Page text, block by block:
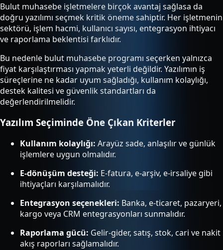
Bulut muhasebe işletmelere birçok avantaj sağlasa da
doğru yazılımı seçmek kritik öneme sahiptir. Her işletmenin
sektörü, işlem hacmi, kullanıcı sayısı, entegrasyon ihtiyacı
ve raporlama beklentisi farklıdır.
Bu nedenle bulut muhasebe programı seçerken yalnızca
fiyat karşılaştırması yapmak yeterli değildir. Yazılımın iş
süreçlerine ne kadar uyum sağladığı, kullanım kolaylığı,
destek kalitesi ve güvenlik standartları da
değerlendirilmelidir.
Yazılım Seçiminde Öne Çıkan Kriterler
Kullanım kolaylığı: Arayüz sade, anlaşılır ve günlük
işlemlere uygun olmalıdır.
E-dönüşüm desteği: E-fatura, e-arşiv, e-irsaliye gibi
ihtiyaçları karşılamalıdır.
Entegrasyon seçenekleri: Banka, e-ticaret, pazaryeri,
kargo veya CRM entegrasyonları sunmalıdır.
Raporlama gücü: Gelir-gider, satış, stok, cari ve nakit
akış raporları sağlamalıdır.